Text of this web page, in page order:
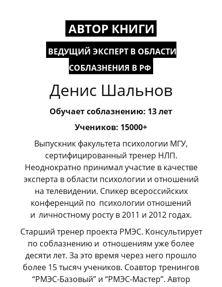
АВТОР КНИГИ
ВЕДУЩИЙ ЭКСПЕРТ В ОБЛАСТИ
СОБЛАЗНЕНИЯ В РФ
Денис Шальнов
Обучает соблазнению: 13 лет
Учеников: 15000+
Выпускник факультета психологии МГУ,
сертифицированный тренер НЛП.
Неоднократно принимал участие в качестве
эксперта в области психологии и отношений
на телевидении. Спикер всероссийских
конференций по психологии отношений
и личностному росту в 2011 и 2012 годах.
Старший тренер проекта РМЭС. Консультирует
по соблазнению и отношениям уже более
десяти лет. За это время через него прошло
более 15 тысяч учеников. Соавтор тренингов
“РМЭС-Базовый” и “РМЭС-Мастер”. Автор